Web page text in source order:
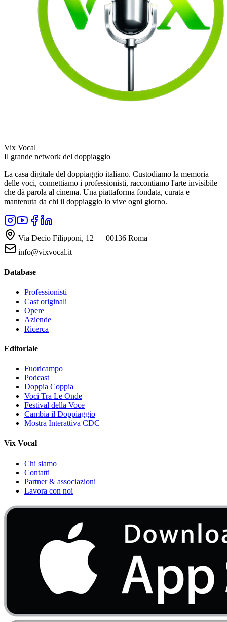
Vix Vocal
Il grande network del doppiaggio
La casa digitale del doppiaggio italiano. Custodiamo la memoria
delle voci, connettiamo i professionisti, raccontiamo l'arte invisibile
che dà parola al cinema. Una piattaforma fondata, curata e
mantenuta da chi il doppiaggio lo vive ogni giorno.
Via Decio Filipponi, 12 — 00136 Roma
info@vixvocal.it
Database
Professionisti
Cast originali
Opere
Aziende
Ricerca
Editoriale
Fuoricampo
Podcast
Doppia Coppia
Voci Tra Le Onde
Festival della Voce
Cambia il Doppiaggio
Mostra Interattiva CDC
Vix Vocal
Chi siamo
Contatti
Partner & associazioni
Lavora con noi